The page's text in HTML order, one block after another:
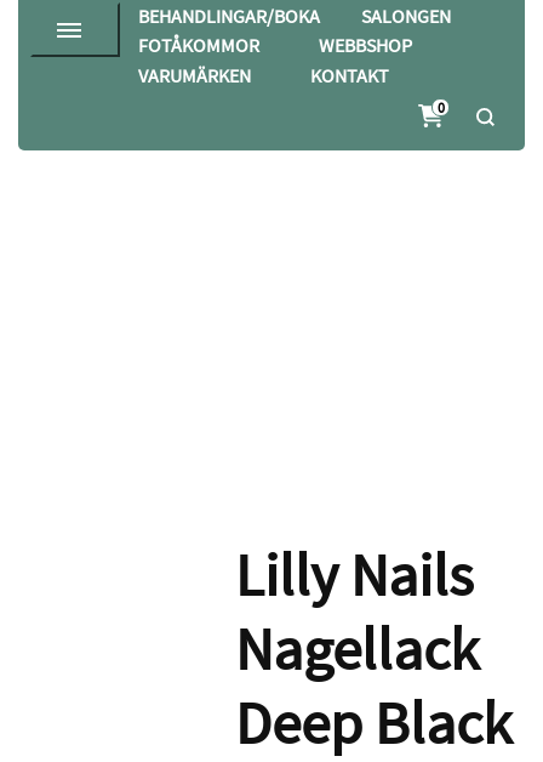
BEHANDLINGAR/BOKA
SALONGEN
FOTÅKOMMOR
WEBBSHOP
VARUMÄRKEN
KONTAKT
0
Lilly Nails
Nagellack
Deep Black